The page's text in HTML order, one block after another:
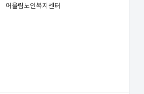
어울림노인복지센터